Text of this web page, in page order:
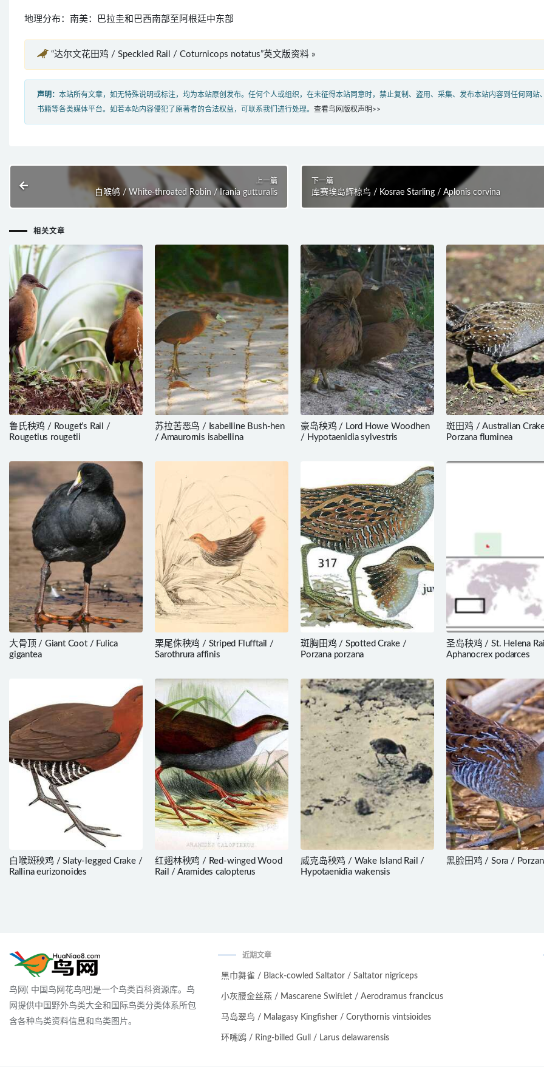
地理分布：南美：巴拉圭和巴西南部至阿根廷中东部
“达尔文花田鸡 / Speckled Rail / Coturnicops notatus”英文版资料 »
声明： 本站所有文章，如无特殊说明或标注，均为本站原创发布。任何个人或组织，在未征得本站同意时，禁止复制、盗用、采集、发布本站内容到任何网站
书籍等各类媒体平台。如若本站内容侵犯了原著者的合法权益，可联系我们进行处理。 查看鸟网版权声明>>
上一篇
白喉鸲 / White-throated Robin / Irania gutturalis
下一篇
库赛埃岛辉椋鸟 / Kosrae Starling / Aplonis corvina
相关文章
鲁氏秧鸡 / Rouget’s Rail /
Rougetius rougetii
苏拉苦恶鸟 / Isabelline Bush-hen
/ Amaurornis isabellina
豪岛秧鸡 / Lord Howe Woodhen
/ Hypotaenidia sylvestris
斑田鸡 / Australian
Porzana fluminea
大骨顶 / Giant Coot / Fulica
gigantea
栗尾侏秧鸡 / Striped Flufftail /
Sarothrura affinis
斑胸田鸡 / Spotted Crake /
Porzana porzana
圣岛秧鸡 / St. Helena
Aphanocrex podarces
白喉斑秧鸡 / Slaty-legged Crake /
Rallina eurizonoides
红翅林秧鸡 / Red-winged Wood
Rail / Aramides calopterus
威克岛秧鸡 / Wake Island Rail /
Hypotaenidia wakensis
黑脸田鸡 / Sora /
鸟网( 中国鸟网花鸟吧)是一个鸟类百科资源库。鸟
网提供中国野外鸟类大全和国际鸟类分类体系所包
含各种鸟类资料信息和鸟类图片。
近期文章
黑巾舞雀 / Black-cowled Saltator / Saltator nigriceps
小灰腰金丝燕 / Mascarene Swiftlet / Aerodramus francicus
马岛翠鸟 / Malagasy Kingfisher / Corythornis vintsioides
环嘴鸥 / Ring-billed Gull / Larus delawarensis